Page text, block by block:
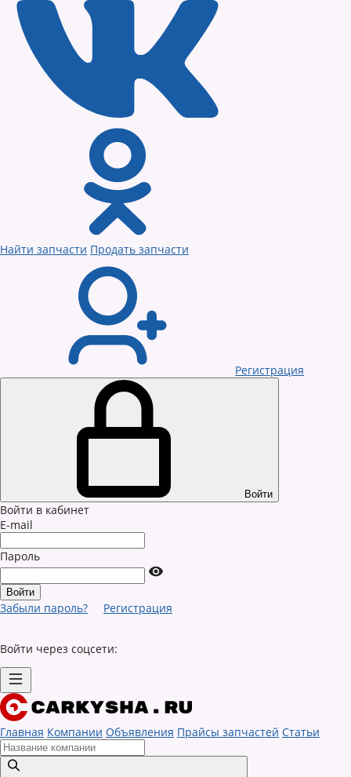
Найти запчасти Продать запчасти
Регистрация
Войти
Войти в кабинет
E-mail
Пароль
Забыли пароль? Регистрация
Войти через соцсети:
Главная Компании Объявления Прайсы запчастей Статьи